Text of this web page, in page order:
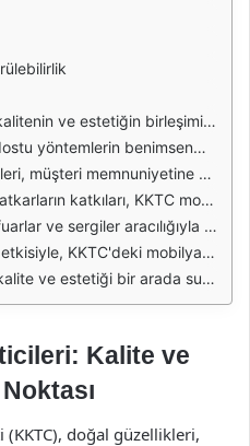
eşsiz ve özgün ürünler ortaya çıkarmaktadır. Kullanılan malzemelerin kalitesi, mobilyaların dayanıklılığını artırırken, estetik açıdan da göz alıcı bir görünüm sunmaktadır.
doğaya zarar vermeden kaliteli ürünler üretmektedir. Bu yaklaşım, hem tüketicilerin hem de çevrecilerin dikkatini çekmekte ve mobilya endüstrisinde fark yaratmaktadır.
ürünler sürekli olarak geliştirilmektedir. Bu dinamik süreç, tüketicilerin taleplerine hızlı bir şekilde cevap verilmesini sağlamakta ve markaların rekabet gücünü artırmaktadır.
bir mirasın korunmasına hem de yenilikçi ürünlerin ortaya çıkmasına olanak tanımaktadır. Bu sayede, KKTC'nin mobilya üretiminde benzersiz bir kimlik oluşmaktadır.
göstermeleri ve yeni iş bağlantıları kurmaları için önemli bir platform sunmaktadır. Ayrıca, bu etkinliklerde, sektördeki yenilikler ve trendler hakkında bilgi alışverişi sağlanmaktadır.
hem de maliyetleri düşürmektedir. Bu sayede, yerel üreticiler, daha geniş bir müşteri kitlesine ulaşma imkanı bulmakta ve global rekabette avantaj elde etmektedir.
kadar geniş bir yelpazede ürün çeşitliliği sunan bu üreticiler, sürdürülebilirlik, müşteri memnuniyeti ve yenilikçilik ilkeleriyle sektörün gelişimine katkıda bulunmaktadır.
Kalite ve
(KKTC), doğal güzellikleri,